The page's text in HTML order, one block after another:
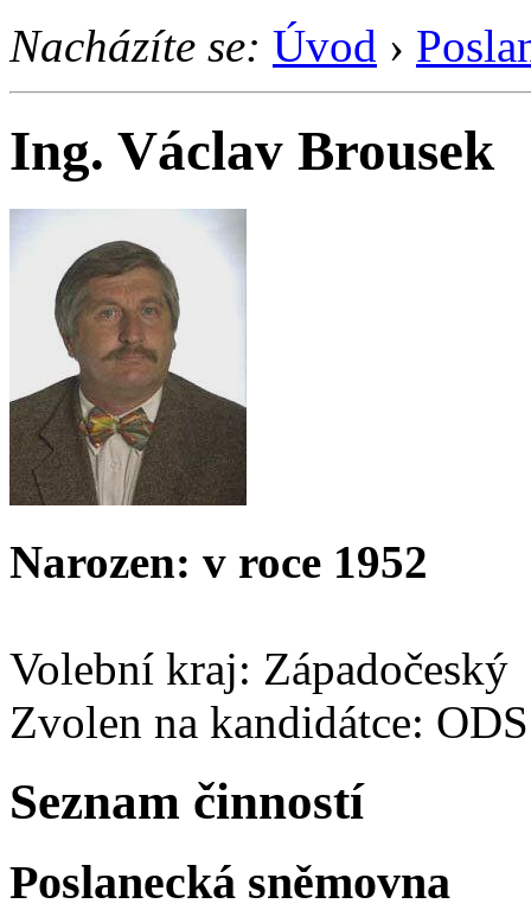
Nacházíte se: Úvod ›
Ing. Václav Brousek
Narozen: v roce 1952
Volební kraj: Západočeský
Zvolen na kandidátce: ODS
Seznam činností
Poslanecká sněmovna